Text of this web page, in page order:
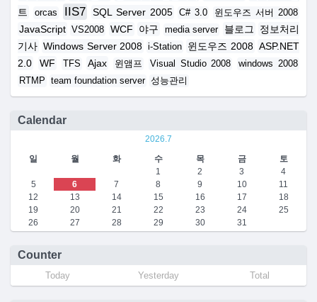
트
orcas IIS7 SQL Server 2005 C# 3.0 윈도우즈 서버 2008
JavaScript VS2008 WCF 야구 media server 블로그
정보처리
기사 Windows Server 2008 i-Station 윈도우즈 2008 ASP.NET
2.0
WF TFS Ajax 윈앰프 Visual Studio 2008
windows 2008
RTMP
team foundation server 성능관리
Calendar
2026.7
일
월 화 수 목 금
토
1
2 3
4
5
6 7 8 9 10
11
12
13 14 15 16 17
18
19
20 21 22 23 24
25
26
27 28 29 30 31
Counter
Today Yesterday Total